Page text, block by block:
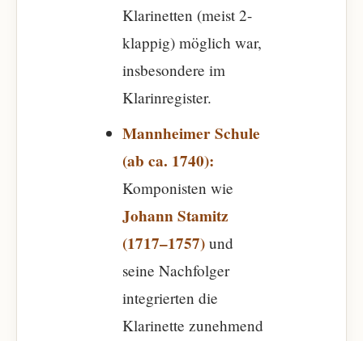
Klarinetten (meist 2-
klappig) möglich war,
insbesondere im
Klarinregister.
Mannheimer Schule
(ab ca. 1740):
Komponisten wie
Johann Stamitz
(1717–1757) und
seine Nachfolger
integrierten die
Klarinette zunehmend